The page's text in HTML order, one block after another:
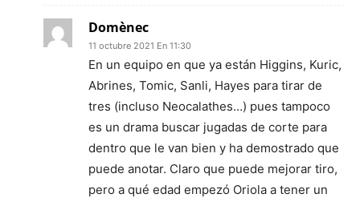
Domènec
11 octubre 2021 En 11:30
En un equipo en que ya están Higgins, Kuric,
Abrines, Tomic, Sanli, Hayes para tirar de
tres (incluso Neocalathes…) pues tampoco
es un drama buscar jugadas de corte para
dentro que le van bien y ha demostrado que
puede anotar. Claro que puede mejorar tiro,
pero a qué edad empezó Oriola a tener un